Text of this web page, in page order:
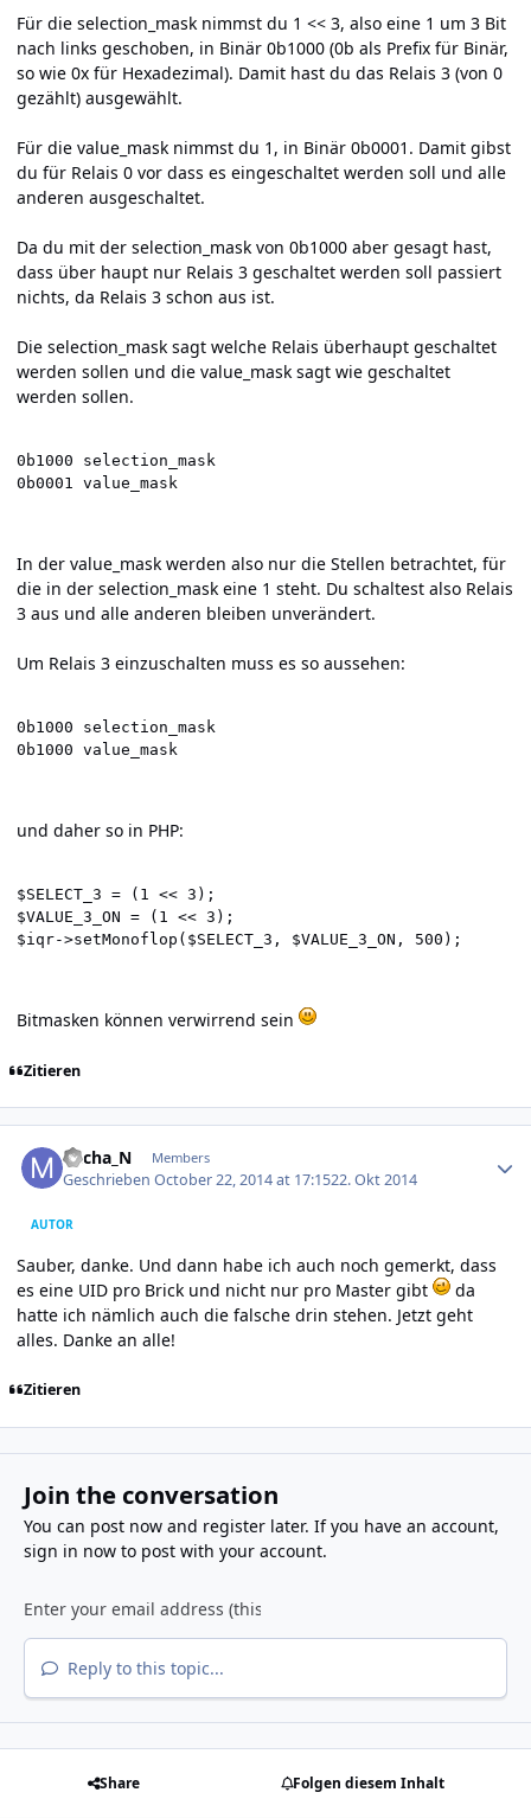
Für die selection_mask nimmst du 1 << 3, also eine 1 um 3 Bit
nach links geschoben, in Binär 0b1000 (0b als Prefix für Binär,
so wie 0x für Hexadezimal). Damit hast du das Relais 3 (von 0
gezählt) ausgewählt.
Für die value_mask nimmst du 1, in Binär 0b0001. Damit gibst
du für Relais 0 vor dass es eingeschaltet werden soll und alle
anderen ausgeschaltet.
Da du mit der selection_mask von 0b1000 aber gesagt hast,
dass über haupt nur Relais 3 geschaltet werden soll passiert
nichts, da Relais 3 schon aus ist.
Die selection_mask sagt welche Relais überhaupt geschaltet
werden sollen und die value_mask sagt wie geschaltet
werden sollen.
0b1000 selection_mask
0b0001 value_mask
In der value_mask werden also nur die Stellen betrachtet, für
die in der selection_mask eine 1 steht. Du schaltest also Relais
3 aus und alle anderen bleiben unverändert.
Um Relais 3 einzuschalten muss es so aussehen:
0b1000 selection_mask
0b1000 value_mask
und daher so in PHP:
$SELECT_3 = (1 << 3);
$VALUE_3_ON = (1 << 3);
$iqr->setMonoflop($SELECT_3, $VALUE_3_ON, 500);
Bitmasken können verwirrend sein
Zitieren
Micha_N Members
GeschriebenOctober 22, 2014 at 17:1522. Okt 2014
AUTOR
Sauber, danke. Und dann habe ich auch noch gemerkt, dass
es eine UID pro Brick und nicht nur pro Master gibt
da
hatte ich nämlich auch die falsche drin stehen. Jetzt geht
alles. Danke an alle!
Zitieren
Join the conversation
You can post now and register later. If you have an account,
sign in nowto post with your account.
Reply to this topic...
Share Folgen diesem Inhalt